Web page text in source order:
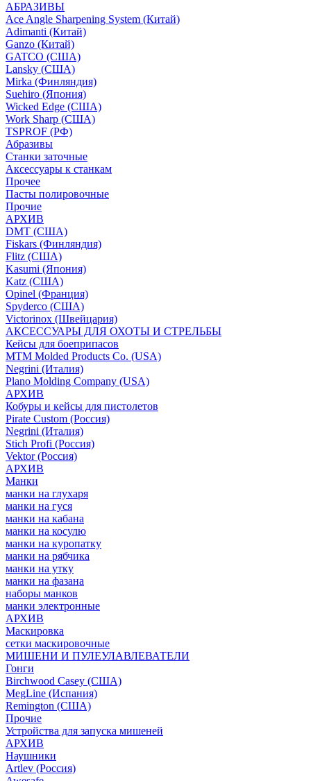
АБРАЗИВЫ
Ace Angle Sharpening System (Китай)
Adimanti (Китай)
Ganzo (Китай)
GATCO (США)
Lansky (США)
Mirka (Финляндия)
Suehiro (Япония)
Wicked Edge (США)
Work Sharp (США)
TSPROF (РФ)
Абразивы
Станки заточные
Аксессуары к станкам
Прочее
Пасты полировочные
Прочие
АРХИВ
DMT (США)
Fiskars (Финляндия)
Flitz (США)
Kasumi (Япония)
Katz (США)
Opinel (Франция)
Spyderco (США)
Victorinox (Швейцария)
АКСЕССУАРЫ ДЛЯ ОХОТЫ И СТРЕЛЬБЫ
Кейсы для боеприпасов
MTM Molded Products Co. (USA)
Negrini (Италия)
Plano Molding Company (USA)
АРХИВ
Кобуры и кейсы для пистолетов
Pirate Custom (Россия)
Negrini (Италия)
Stich Profi (Россия)
Vektor (Россия)
АРХИВ
Манки
манки на глухаря
манки на гуся
манки на кабана
манки на косулю
манки на куропатку
манки на рябчика
манки на утку
манки на фазана
наборы манков
манки электронные
АРХИВ
Маскировка
сетки маскировочные
МИШЕНИ И ПУЛЕУЛАВЛЕВАТЕЛИ
Гонги
Birchwood Casey (США)
MegLine (Испания)
Remington (США)
Прочие
Устройства для запуска мишеней
АРХИВ
Наушники
Artlev (Россия)